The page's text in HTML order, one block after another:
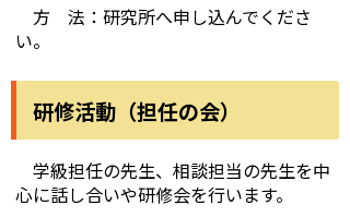
方 法：研究所へ申し込んでくださ
い。
研修活動（担任の会）
学級担任の先生、相談担当の先生を中
心に話し合いや研修会を行います。